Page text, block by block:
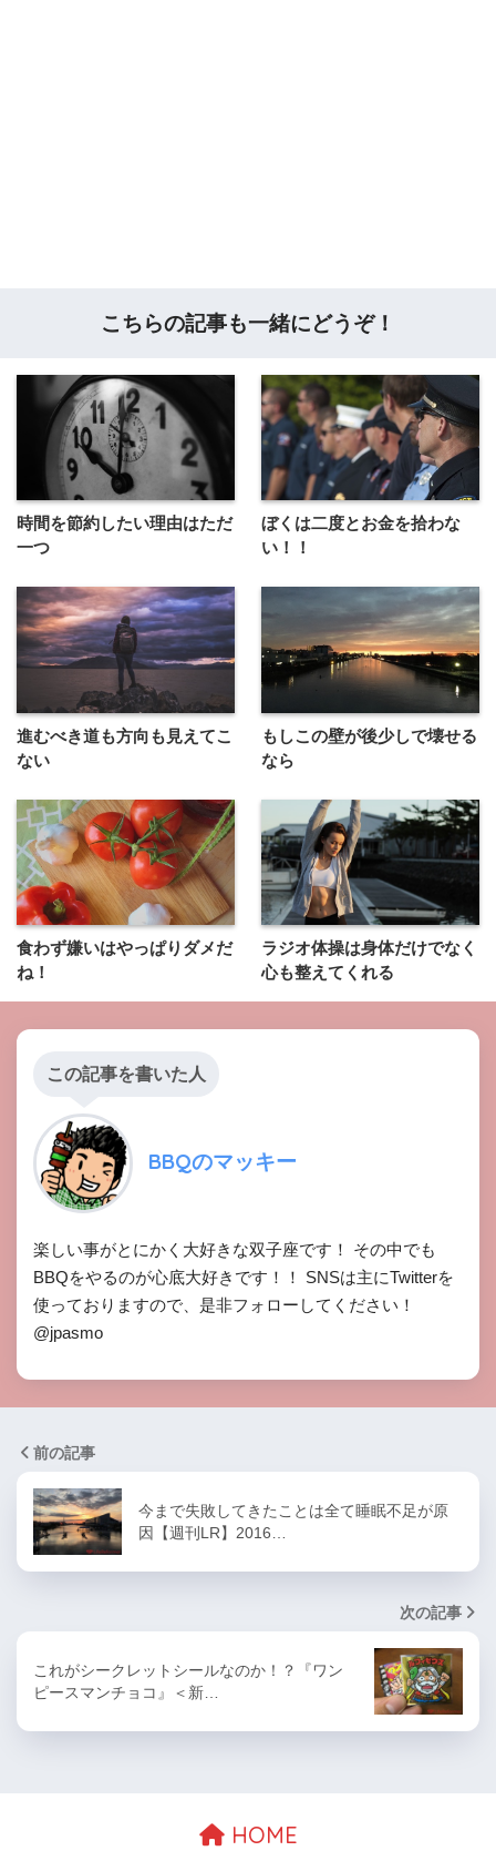
こちらの記事も一緒にどうぞ！
時間を節約したい理由はただ
一つ
ぼくは二度とお金を拾わな
い！！
進むべき道も方向も見えてこ
ない
もしこの壁が後少しで壊せる
なら
食わず嫌いはやっぱりダメだ
ね！
ラジオ体操は身体だけでなく
心も整えてくれる
この記事を書いた人
BBQのマッキー
楽しい事がとにかく大好きな双子座です！ その中でも
BBQをやるのが心底大好きです！！ SNSは主にTwitterを
使っておりますので、是非フォローしてください！
@jpasmo
前の記事
今まで失敗してきたことは全て睡眠不足が原
因【週刊LR】2016…
次の記事
これがシークレットシールなのか！？『ワン
ピースマンチョコ』＜新…
HOME